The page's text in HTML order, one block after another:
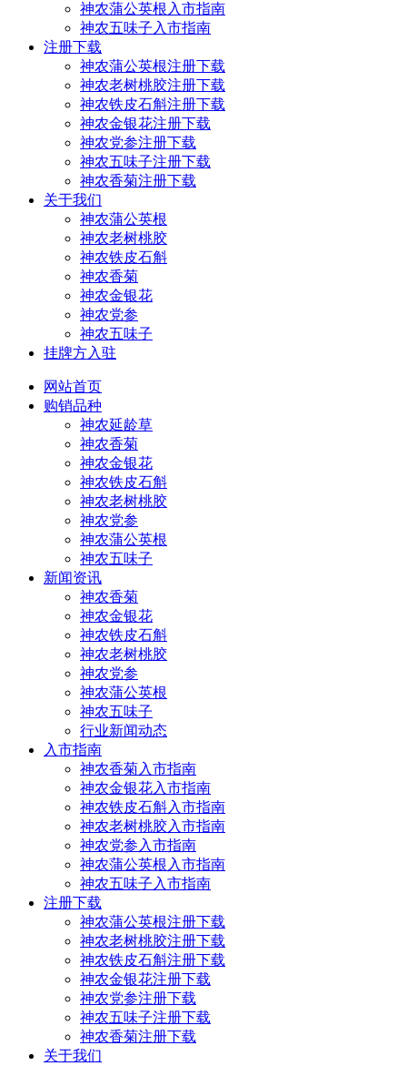
神农蒲公英根入市指南
神农五味子入市指南
注册下载
神农蒲公英根注册下载
神农老树桃胶注册下载
神农铁皮石斛注册下载
神农金银花注册下载
神农党参注册下载
神农五味子注册下载
神农香菊注册下载
关于我们
神农蒲公英根
神农老树桃胶
神农铁皮石斛
神农香菊
神农金银花
神农党参
神农五味子
挂牌方入驻
网站首页
购销品种
神农延龄草
神农香菊
神农金银花
神农铁皮石斛
神农老树桃胶
神农党参
神农蒲公英根
神农五味子
新闻资讯
神农香菊
神农金银花
神农铁皮石斛
神农老树桃胶
神农党参
神农蒲公英根
神农五味子
行业新闻动态
入市指南
神农香菊入市指南
神农金银花入市指南
神农铁皮石斛入市指南
神农老树桃胶入市指南
神农党参入市指南
神农蒲公英根入市指南
神农五味子入市指南
注册下载
神农蒲公英根注册下载
神农老树桃胶注册下载
神农铁皮石斛注册下载
神农金银花注册下载
神农党参注册下载
神农五味子注册下载
神农香菊注册下载
关于我们